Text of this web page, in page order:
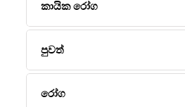
කායික රෝග
පුවත්
රෝග